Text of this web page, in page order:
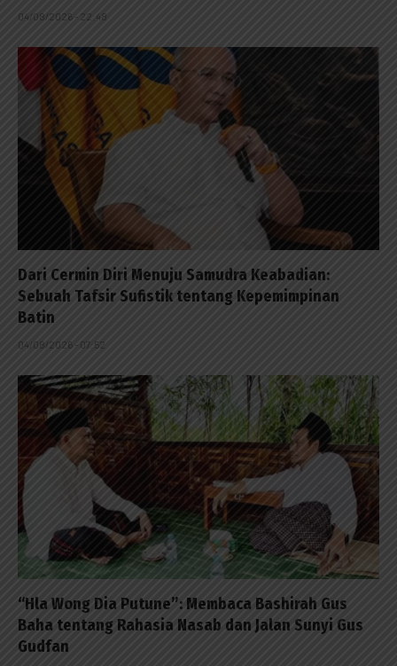
04/08/2026 - 22:48
Dari Cermin Diri Menuju Samudra Keabadian:
Sebuah Tafsir Sufistik tentang Kepemimpinan
Batin
04/08/2026 - 07:52
“Hla Wong Dia Putune”: Membaca Bashirah Gus
Baha tentang Rahasia Nasab dan Jalan Sunyi Gus
Gudfan